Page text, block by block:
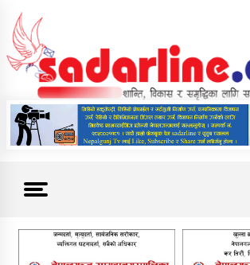
content
News For Nepal